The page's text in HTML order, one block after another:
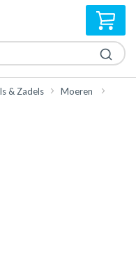
& Zadels
Moeren